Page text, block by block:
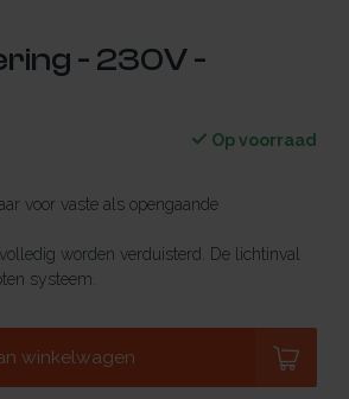
- 230V -
Op voorraad
voor vaste als opengaande
worden verduisterd. De lichtinval
systeem.
winkelwagen